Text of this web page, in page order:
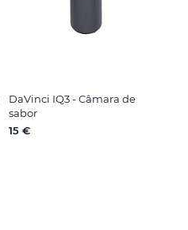
DaVinci IQ3 - Câmara de
sabor
15 €